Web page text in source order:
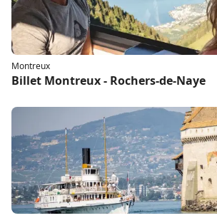
Montreux
Billet Montreux - Rochers-de-Naye